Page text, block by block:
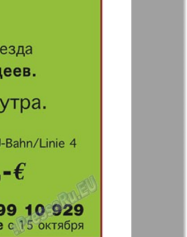
М-City
Unsere Welt
Nord
Partner-Sever